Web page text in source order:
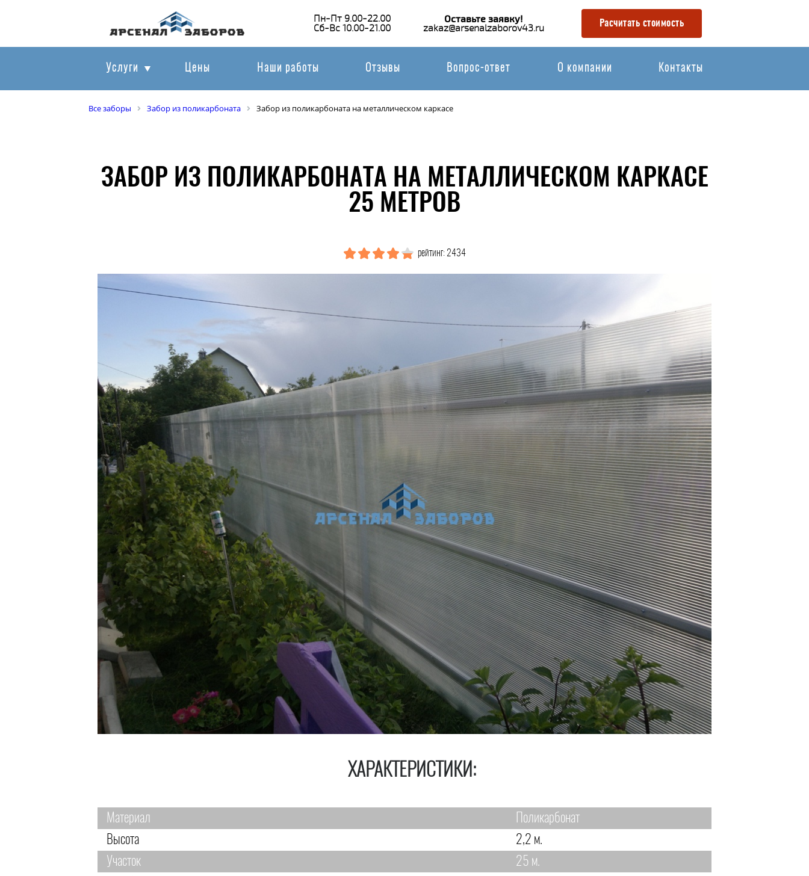
Пн-Пт 9.00-22.00
Сб-Вс 10.00-21.00
Оставьте заявку!
zakaz@arsenalzaborov43.ru Расчитать стоимость
Услуги Цены Наши работы Отзывы Вопрос-ответ О компании Контакты
Все заборы Забор из поликарбоната Забор из поликарбоната на металлическом каркасе
ЗАБОР ИЗ ПОЛИКАРБОНАТА НА МЕТАЛЛИЧЕСКОМ КАРКАСЕ
25 МЕТРОВ
рейтинг: 2434
ХАРАКТЕРИСТИКИ:
Материал
Поликарбонат
Высота
2,2 м.
Участок
25 м.